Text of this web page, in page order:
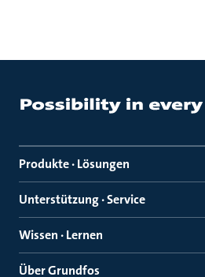
Produkte · Lösungen
Unterstützung · Service
Wissen · Lernen
Über Grundfos